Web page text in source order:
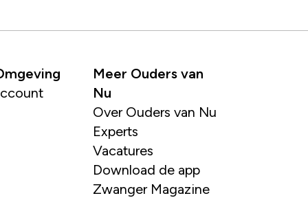
Meer Ouders van
Nu
Over Ouders van Nu
Experts
Vacatures
Download de app
Zwanger Magazine